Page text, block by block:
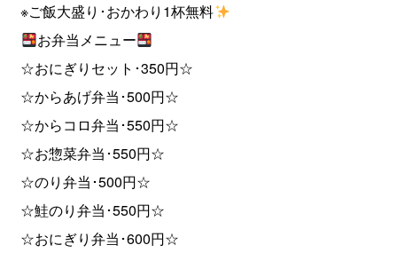
※ご飯大盛り･おかわり1杯無料
お弁当メニュー
☆おにぎりセット･350円☆
☆からあげ弁当･500円☆
☆からコロ弁当･550円☆
☆お惣菜弁当･550円☆
☆のり弁当･500円☆
☆鮭のり弁当･550円☆
☆おにぎり弁当･600円☆